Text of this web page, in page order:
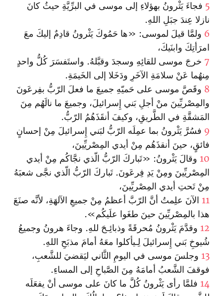
5 فجاءَ يَثْرونُ بهؤلاءِ إلى موسى في البرِّيَّةِ حيثُ كانَ
نازلا عِندَ جبَلِ اللهِ‌.
6 ولمَّا قيلَ لموسى: «ها حَمُوكَ يَثْرونُ قادِمٌ إليكَ معَ
ا‏مرَأتِكَ وا‏بنَيكَ،
7 خرجَ موسى للقائِهِ وسجدَ وقبَّلهُ. وا‏ستَفسَرَ كُلُّ واحدٍ
مِنهُما عَنْ سلامَةِ الآخَرِ ودَخَلا إلى الخَيمَةِ.
8 وقَصَّ موسى على حَميّهِ جميعَ ما فعلَ الرّبُّ بفِرعَونَ
والمِصْريِّينَ منْ أجلِ بَني إِسرائيلَ، وجميعَ ما نالَهُم مِنَ
المَشقَّةِ في الطَّريقِ، وكيفَ أنقَذَهُمُ الرّبُّ.
9 فسُرَّ يَثْرونُ بما عمِلَه الرّبُّ لبَني إِسرائيلَ مِنْ إحسانٍ
فائقٍ، حينَ أنقذَهُم مِنْ أيدي المِصْريِّينَ،
10 وقالَ يَثْرونُ: «تَباركَ الرّبُّ الّذي نجَّاكُم مِنْ أيدي
المِصْريِّينَ ومِنْ يَدِ فِرعَونَ. تَباركَ الرّبُّ الّذي نجَّى شعبَهُ
مِنْ تَحتِ أيدي المِصْريِّينَ‌،
11 الآنَ علِمتُ أنَّ الرّبَّ أعظمُ مِنْ جميعِ الآلهَةِ، لأنَّه صنَعَ
هذا بالمِصْريِّينَ‌ حينَ طغَوا علَيكُم».
12 وقدَّمَ يَثْرونُ مُحرقَةً وذبائِـحَ للهِ. وجاءَ هرونُ وجميعُ
شُيوخِ بَني إِسرائيلَ لِـيأكلوا معَهُ أمامَ مذبَحِ اللهِ.
13 وجلسَ موسى في اليومِ الثَّاني ليَقضيَ للشَّعبِ،
فوقفَ الشَّعبُ أمامَهُ مِنَ الصَّباحِ إلى المساءِ.
14 فلمَّا رأى يَثْرونُ كُلَّ ما كانَ على موسى أنْ يفعَلَه